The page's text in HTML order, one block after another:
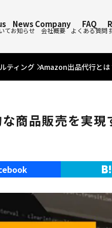
て
News
お知らせ
Company
会社概要
FAQ
よくある質問
ティング Amazon出品代行とは
商品販売を実現